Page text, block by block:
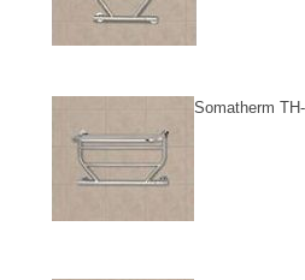
Somatherm